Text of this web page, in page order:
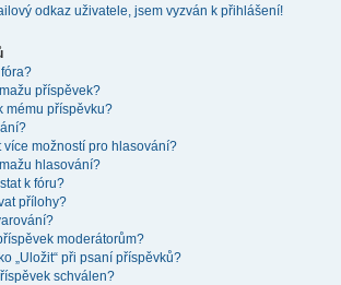
odkaz uživatele, jsem vyzván k přihlášení!
příspěvek?
mému příspěvku?
více možností pro hlasování?
hlasování?
k fóru?
přílohy?
moderátorům?
„Uložit“ při psaní příspěvků?
schválen?